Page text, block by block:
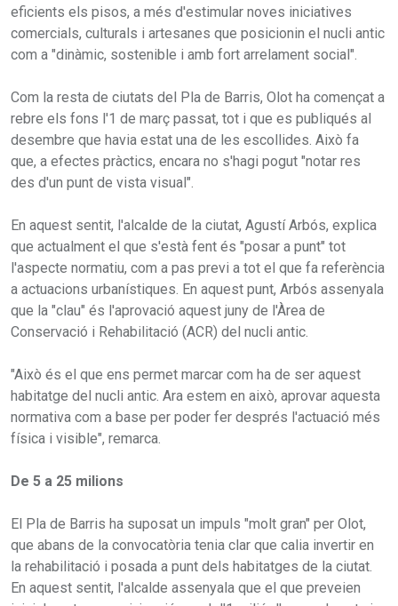
eficients els pisos, a més d'estimular noves iniciatives
comercials, culturals i artesanes que posicionin el nucli antic
com a "dinàmic, sostenible i amb fort arrelament social".
Com la resta de ciutats del Pla de Barris, Olot ha començat a
rebre els fons l'1 de març passat, tot i que es publiqués al
desembre que havia estat una de les escollides. Això fa
que, a efectes pràctics, encara no s'hagi pogut "notar res
des d'un punt de vista visual".
En aquest sentit, l'alcalde de la ciutat, Agustí Arbós, explica
que actualment el que s'està fent és "posar a punt" tot
l'aspecte normatiu, com a pas previ a tot el que fa referència
a actuacions urbanístiques. En aquest punt, Arbós assenyala
que la "clau" és l'aprovació aquest juny de l'Àrea de
Conservació i Rehabilitació (ACR) del nucli antic.
"Això és el que ens permet marcar com ha de ser aquest
habitatge del nucli antic. Ara estem en això, aprovar aquesta
normativa com a base per poder fer després l'actuació més
física i visible", remarca.
De 5 a 25 milions
El Pla de Barris ha suposat un impuls "molt gran" per Olot,
que abans de la convocatòria tenia clar que calia invertir en
la rehabilitació i posada a punt dels habitatges de la ciutat.
En aquest sentit, l'alcalde assenyala que el que preveien